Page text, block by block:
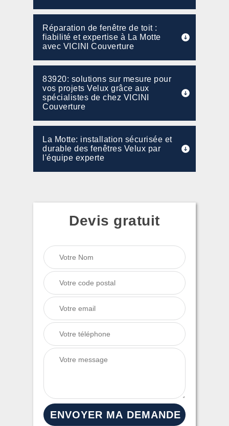
Réparation de fenêtre de toit :
fiabilité et expertise à La Motte
avec VICINI Couverture
83920: solutions sur mesure pour
vos projets Velux grâce aux
spécialistes de chez VICINI
Couverture
La Motte: installation sécurisée et
durable des fenêtres Velux par
l'équipe experte
Devis gratuit